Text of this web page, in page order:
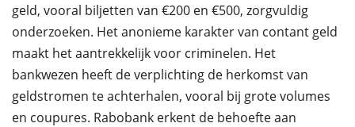
geld, vooral biljetten van €200 en €500, zorgvuldig
onderzoeken. Het anonieme karakter van contant geld
maakt het aantrekkelijk voor criminelen. Het
bankwezen heeft de verplichting de herkomst van
geldstromen te achterhalen, vooral bij grote volumes
en coupures. Rabobank erkent de behoefte aan